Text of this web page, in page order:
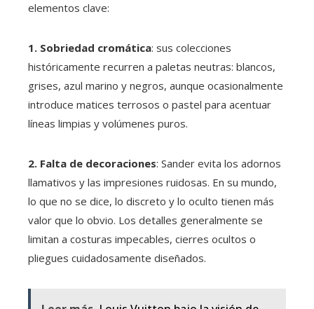
elementos clave:
1. Sobriedad cromática: sus colecciones
históricamente recurren a paletas neutras: blancos,
grises, azul marino y negros, aunque ocasionalmente
introduce matices terrosos o pastel para acentuar
líneas limpias y volúmenes puros.
2. Falta de decoraciones: Sander evita los adornos
llamativos y las impresiones ruidosas. En su mundo,
lo que no se dice, lo discreto y lo oculto tienen más
valor que lo obvio. Los detalles generalmente se
limitan a costuras impecables, cierres ocultos o
pliegues cuidadosamente diseñados.